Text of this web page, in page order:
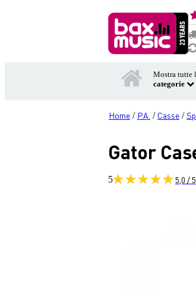
Mostra tutte
categorie
Home / P.A. / Casse /
Gator
5 5,0 / 5